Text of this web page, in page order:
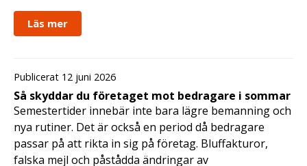
Läs mer
Publicerat 12 juni 2026
Så skyddar du företaget mot bedragare i sommar
Semestertider innebär inte bara lägre bemanning och
nya rutiner. Det är också en period då bedragare
passar på att rikta in sig på företag. Bluffakturor,
falska mejl och påstådda ändringar av